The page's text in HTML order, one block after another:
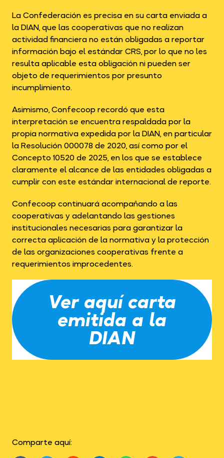
La Confederación es precisa en su carta enviada a
la DIAN, que las cooperativas que no realizan
actividad financiera no están obligadas a reportar
información bajo el estándar CRS, por lo que no les
resulta aplicable esta obligación ni pueden ser
objeto de requerimientos por presunto
incumplimiento.
Asimismo, Confecoop recordó que esta
interpretación se encuentra respaldada por la
propia normativa expedida por la DIAN, en particular
la Resolución 000078 de 2020, así como por el
Concepto 10520 de 2025, en los que se establece
claramente el alcance de las entidades obligadas a
cumplir con este estándar internacional de reporte.
Confecoop continuará acompañando a las
cooperativas y adelantando las gestiones
institucionales necesarias para garantizar la
correcta aplicación de la normativa y la protección
de las organizaciones cooperativas frente a
requerimientos improcedentes.
Ver aquí carta
emitida a la
DIAN
Comparte aquí: